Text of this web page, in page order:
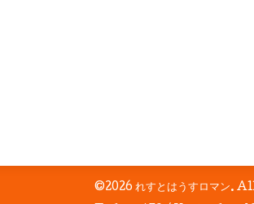
©2026 れすとはうすロマン.